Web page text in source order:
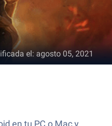
el: agosto 05, 2021
en tu PC o Mac y